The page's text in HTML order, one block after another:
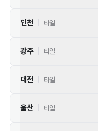
인천 타일
광주 타일
대전 타일
울산 타일